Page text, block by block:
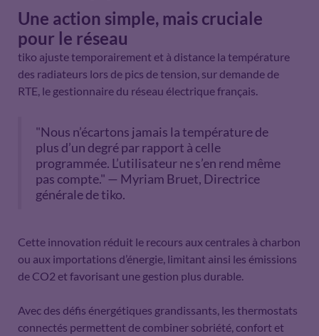
Une action simple, mais cruciale
pour le réseau
tiko ajuste temporairement et à distance la température
des radiateurs lors de pics de tension, sur demande de
RTE, le gestionnaire du réseau électrique français.
"Nous n’écartons jamais la température de
plus d’un degré par rapport à celle
programmée. L’utilisateur ne s’en rend même
pas compte." — Myriam Bruet, Directrice
générale de tiko.
Cette innovation réduit le recours aux centrales à charbon
ou aux importations d’énergie, limitant ainsi les émissions
de CO2 et favorisant une gestion plus durable.
Avec des défis énergétiques grandissants, les thermostats
connectés permettent de combiner sobriété, confort et